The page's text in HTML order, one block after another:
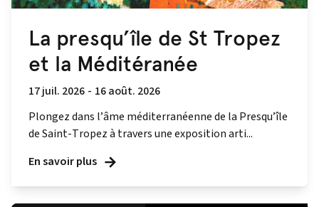
La presqu’île de St Tropez
et la Méditéranée
17 juil. 2026 - 16 août. 2026
Plongez dans l’âme méditerranéenne de la Presqu’île
de Saint-Tropez à travers une exposition arti...
En savoir plus